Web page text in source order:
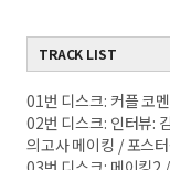
TRACK LIST
01번 디스크: 커플 코
02번 디스크: 인터뷰:
의고사 메이킹 / 포스